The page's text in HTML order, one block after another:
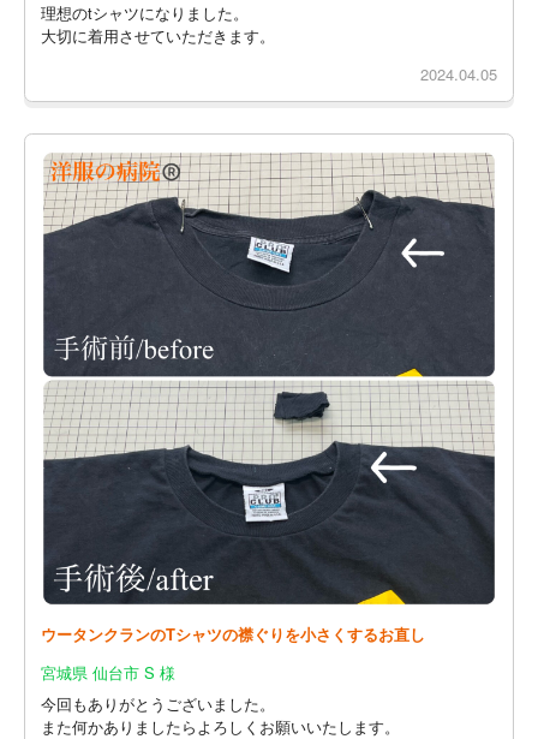
理想のtシャツになりました。
大切に着用させていただきます。
2024.04.05
ウータンクランのTシャツの襟ぐりを小さくするお直し
宮城県 仙台市 S 様
今回もありがとうございました。
また何かありましたらよろしくお願いいたします。